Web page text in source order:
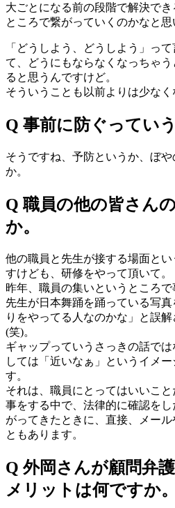
大ごとになる前の段階で解決で
ところで繋がっていくのかなと思
「どうしよう、どうしよう」っ
て、どうにもならなくなっちゃ
ると思うんですけど。
そういうことも以前よりは少なく
Q 事前に防ぐってい
そうですね、予防というか、ぼ
か。
Q 職員の他の皆さん
か。
他の職員と先生が接する場面と
すけども、研修をやって頂いて。
昨年、職員の集いというところ
先生が日本舞踊を踊っている写
りをやってる人なのかな」と誤
(笑)。
ギャップっていうさっきの話で
しては「近いなぁ」というイメ
す。
それは、職員にとってはいいこ
事をする中で、法律的に確認を
がってきたときに、直接、メー
ともあります。
Q 外岡さんが顧問弁
メリットは何ですか。